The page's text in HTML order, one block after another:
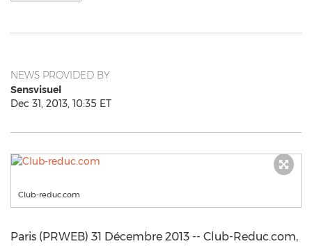
NEWS PROVIDED BY
Sensvisuel
Dec 31, 2013, 10:35 ET
Club-reduc.com
Paris (PRWEB) 31 Décembre 2013 -- Club-Reduc.com,